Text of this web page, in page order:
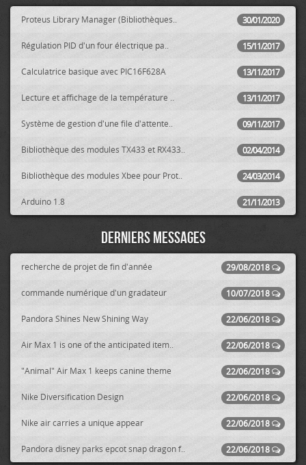
30/01/2020
Proteus Library Manager (Bibliothèques..
15/11/2017
Régulation PID d'un four électrique pa..
13/11/2017
Calculatrice basique avec PIC16F628A
13/11/2017
Lecture et affichage de la température ..
09/11/2017
Système de gestion d'une file d'attente..
02/04/2014
Bibliothèque des modules TX433 et RX433..
24/03/2014
Bibliothèque des modules Xbee pour Prot..
21/11/2013
Arduino 1.8
Derniers messages
29/08/2018
recherche de projet de fin d'année
10/07/2018
commande numérique d'un gradateur
22/06/2018
Pandora Shines New Shining Way
22/06/2018
Air Max 1 is one of the anticipated item..
22/06/2018
"Animal" Air Max 1 keeps canine theme
22/06/2018
Nike Diversification Design
22/06/2018
Nike air carries a unique appear
22/06/2018
Pandora disney parks epcot snap dragon f..